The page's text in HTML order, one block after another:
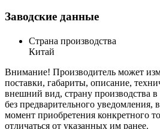
Заводские данные
Страна производства
Китай
Внимание! Производитель может
поставки, габариты, описание,
внешний вид, страну производства
без предварительного уведомления,
момент приобретения конкретного
отличаться от указанных им ранее.